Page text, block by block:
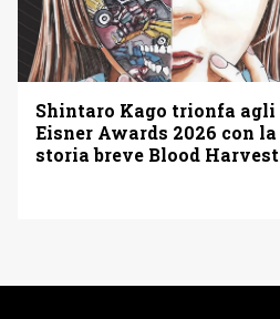
Shintaro Kago trionfa agli
Eisner Awards 2026 con la
storia breve Blood Harvest